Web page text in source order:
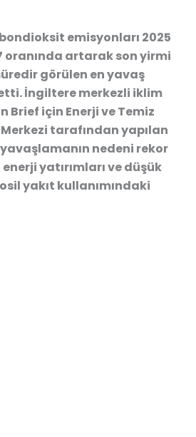
emisyonları 2025
oranında artarak son yirmi
görülen en yavaş
İngiltere merkezli iklim
Brief için Enerji ve Temiz
tarafından yapılan
nedeni rekor
yatırımları ve düşük
yakıt kullanımındaki